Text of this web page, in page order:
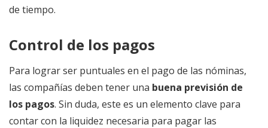
de tiempo.
Control de los pagos
Para lograr ser puntuales en el pago de las nóminas,
las compañías deben tener una buena previsión de
los pagos. Sin duda, este es un elemento clave para
contar con la liquidez necesaria para pagar las